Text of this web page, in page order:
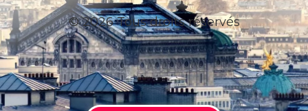
© 2026 Tous droits réservés